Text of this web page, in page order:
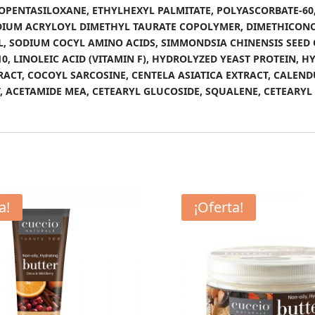
ETHYLHEXYL PALMITATE, POLYASCORBATE-
ACRYLOYL DIMETHYL TAURATE COPOLYMER,
COCYL AMINO ACIDS, SIMMONDSIA CHINENSIS SEED
LINOLEIC ACID (VITAMIN F), HYDROLYZED YEAST PROTEIN,
COCOYL SARCOSINE, CENTELA ASIATICA EXTRACT,
MEA, CETEARYL GLUCOSIDE, SQUALENE,
¡Oferta!